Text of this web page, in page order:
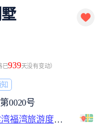
已939天没有变动）
0020号
海南省陵水县海棠湾福湾旅游度假区B03区